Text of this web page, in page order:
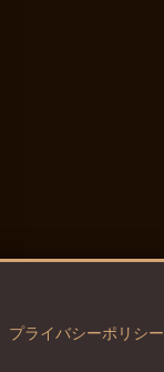
プライバシーポリシー